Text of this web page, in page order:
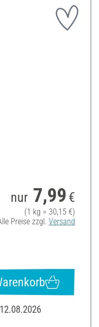
nur 7,99 €
(1 kg = 30,15 €)
Preise zzgl. Versand